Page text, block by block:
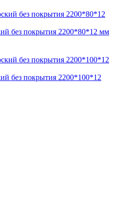
без покрытия 2200*80*12 мм
без покрытия 2200*100*12